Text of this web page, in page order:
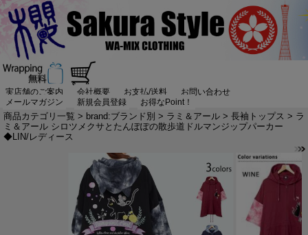
実店舗のご案内 会社概要 お支払/送料
お問い合わせ
メールマガジン
新規会員登録 お得なPoint！
商品カテゴリ一覧 > brand:ブランド別 > ラミ＆アール > 長袖トップス > ラ
ミ＆アール シロツメクサとたんぽぽの散歩道ドルマンジップパーカー
◆LIN/レディース